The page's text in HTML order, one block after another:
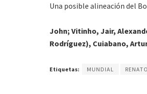
Una posible alineación del
John; Vitinho, Jair,
Rodríguez), Cuiabano,
Etiquetas: MUNDIAL